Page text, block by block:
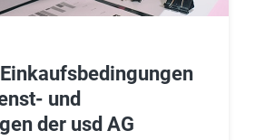
und
der usd AG